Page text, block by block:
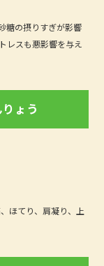
糖の摂りすぎが影響
レスも悪影響を与え
ょう
ほてり、肩凝り、上